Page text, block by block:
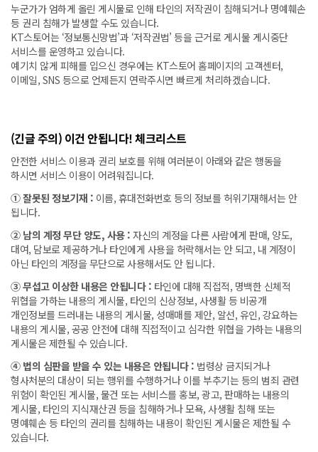
누군가가 엄하게 올린 게시물로 인해 타인의 저작권이 침해되거나 명예훼손
등 권리 침해가 발생할 수도 있습니다.
KT스토어는 ‘정보통신망법’과 ‘저작권법’ 등을 근거로 게시물 게시중단
서비스를 운영하고 있습니다.
예기치 않게 피해를 입으신 경우에는 KT스토어 홈페이지의 고객센터,
이메일, SNS 등으로 언제든지 연락주시면 빠르게 처리하겠습니다.
(긴글 주의) 이건 안됩니다! 체크리스트
안전한 서비스 이용과 권리 보호를 위해 여러분이 아래와 같은 행동을
하시면 서비스 이용이 어려워집니다.
① 잘못된 정보기재 : 이름, 휴대전화번호 등의 정보를 허위기재해서는 안
됩니다.
② 남의 계정 무단 양도, 사용 : 자신의 계정을 다른 사람에게 판매, 양도,
대여, 담보로 제공하거나 타인에게 사용을 허락해서는 안 되고, 내 계정이
아닌 타인의 계정을 무단으로 사용해서도 안 됩니다.
③ 무섭고 이상한 내용은 안됩니다 : 타인에 대해 직접적, 명백한 신체적
위협을 가하는 내용의 게시물, 타인의 신상정보, 사생활 등 비공개
개인정보를 드러내는 내용의 게시물, 성매매를 제안, 알선, 유인, 강요하는
내용의 게시물, 공공 안전에 대해 직접적이고 심각한 위협을 가하는 내용의
게시물은 제한될 수 있습니다.
④ 법의 심판을 받을 수 있는 내용은 안됩니다 : 법령상 금지되거나
형사처분의 대상이 되는 행위를 수행하거나 이를 부추기는 등의 범죄 관련
위험이 확인된 게시물, 물건 또는 서비스를 홍보, 광고, 판매하는 내용의
게시물, 타인의 지식재산권 등을 침해하거나 모욕, 사생활 침해 또는
명예훼손 등 타인의 권리를 침해하는 내용이 확인된 게시물은 제한될 수
있습니다.